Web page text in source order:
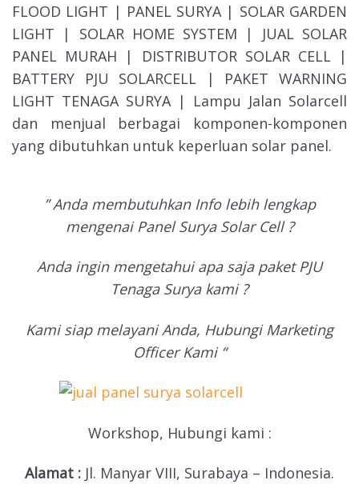
FLOOD LIGHT | PANEL SURYA | SOLAR GARDEN
LIGHT | SOLAR HOME SYSTEM | JUAL SOLAR
PANEL MURAH | DISTRIBUTOR SOLAR CELL |
BATTERY PJU SOLARCELL | PAKET WARNING
LIGHT TENAGA SURYA | Lampu Jalan Solarcell
dan menjual berbagai komponen-komponen
yang dibutuhkan untuk keperluan solar panel.
” Anda membutuhkan Info lebih lengkap
mengenai Panel Surya Solar Cell ?
Anda ingin mengetahui apa saja paket PJU
Tenaga Surya kami ?
Kami siap melayani Anda, Hubungi Marketing
Officer Kami “
Workshop, Hubungi kami :
Alamat : Jl. Manyar VIII, Surabaya – Indonesia.